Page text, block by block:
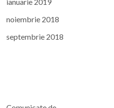
noiembrie 2018
septembrie 2018